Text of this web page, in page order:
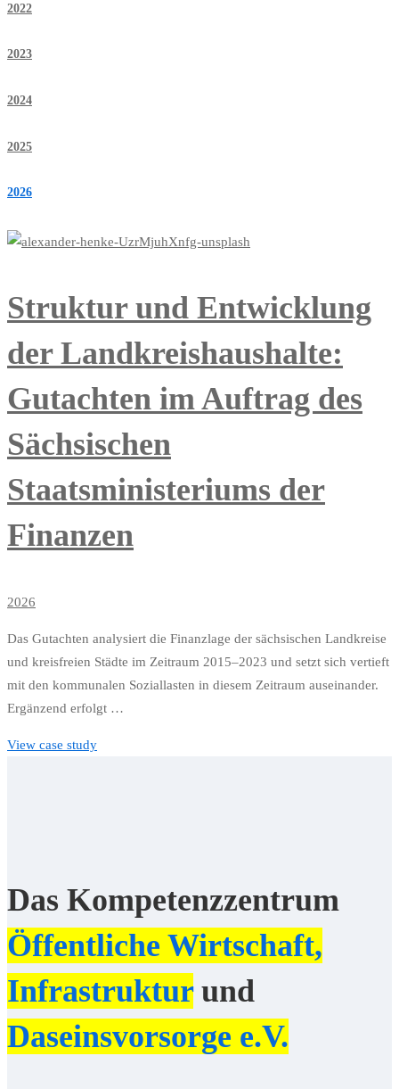
2022
2023
2024
2025
2026
Struktur und Entwicklung
der Landkreishaushalte:
Gutachten im Auftrag des
Sächsischen
Staatsministeriums der
Finanzen
2026
Das Gutachten analysiert die Finanzlage der sächsischen Landkreise
und kreisfreien Städte im Zeitraum 2015–2023 und setzt sich vertieft
mit den kommunalen Soziallasten in diesem Zeitraum auseinander.
Ergänzend erfolgt …
View case study
Das Kompetenzzentrum
Öffentliche Wirtschaft,
Infrastrukturund
Daseinsvorsorge e.V.